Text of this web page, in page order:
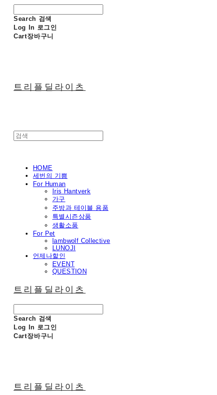
Search 검색
Log In 로그인
Cart장바구니
트리플딜라이츠
HOME
세번의 기쁨
For Human
Iris Hantverk
가구
주방과 테이블 용품
특별시즌상품
생활소품
For Pet
lambwolf Collective
LUNOJI
언제나할인
EVENT
QUESTION
트리플딜라이츠
Search 검색
Log In 로그인
Cart장바구니
트리플딜라이츠